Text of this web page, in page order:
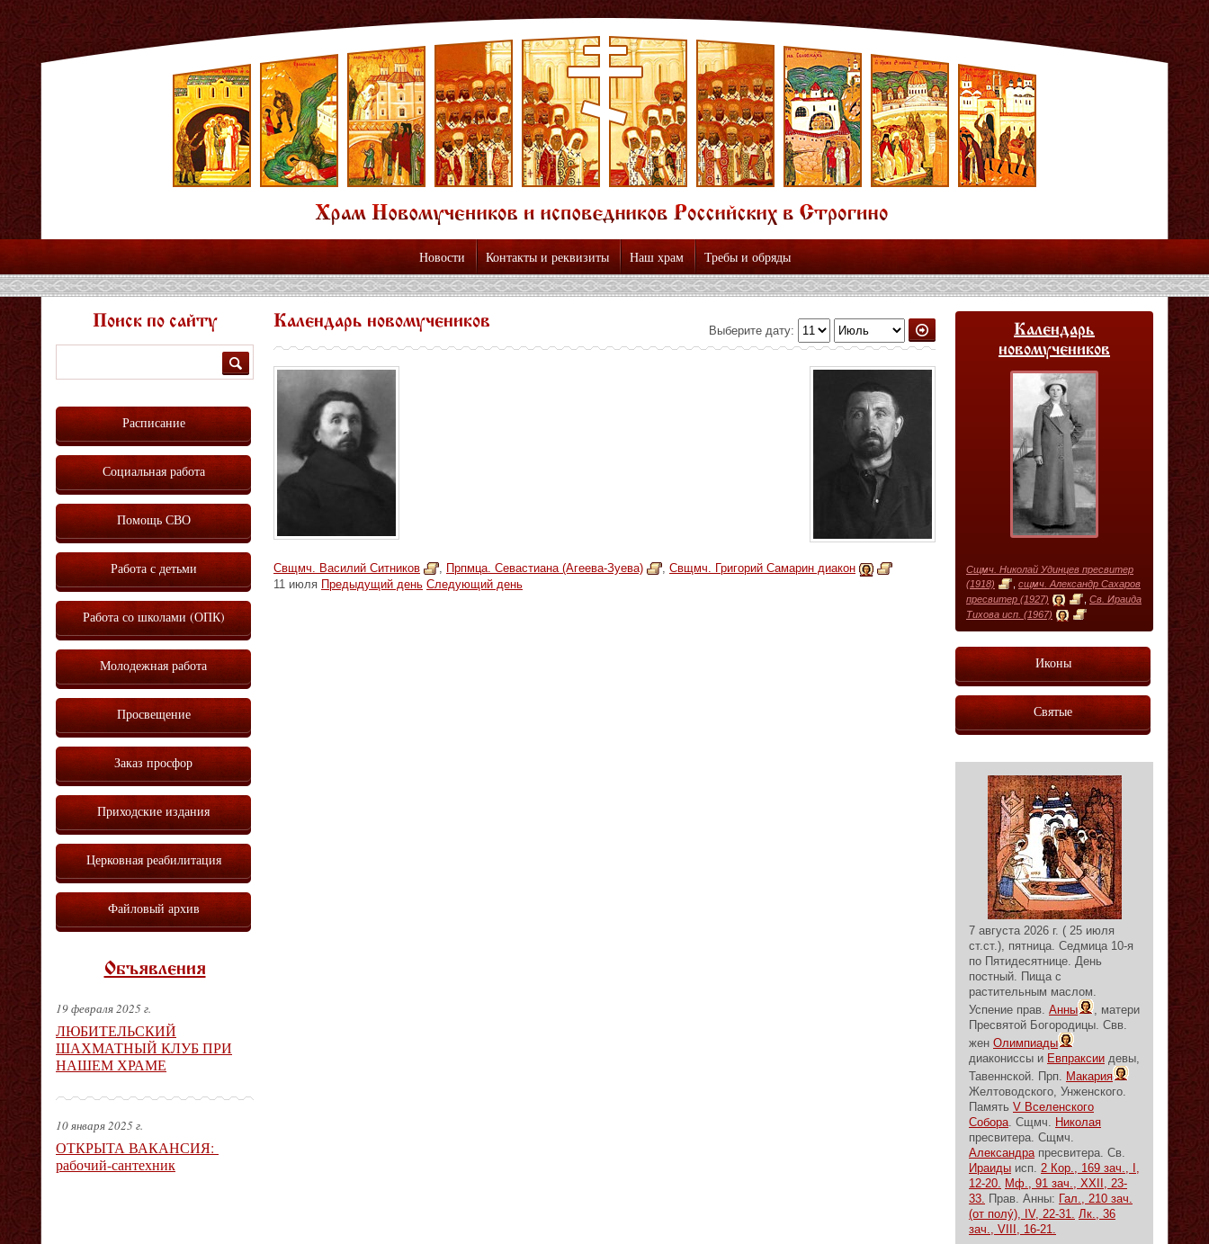
Новости Контакты и реквизиты Наш храм Требы и обряды
Выберите дату:
Календарь новомучеников
Свщмч. Василий Ситников , Прпмца. Севастиана (Агеева-Зуева) , Свщмч. Григорий Самарин диакон
11 июля Предыдущий день Следующий день
Поиск по сайту
Расписание
Социальная работа
Помощь СВО
Работа с детьми
Работа со школами (ОПК)
Молодежная работа
Просвещение
Заказ просфор
Приходские издания
Церковная реабилитация
Файловый архив
Объявления
19 февраля 2025 г.
ЛЮБИТЕЛЬСКИЙ
ШАХМАТНЫЙ КЛУБ ПРИ
НАШЕМ ХРАМЕ
10 января 2025 г.
ОТКРЫТА ВАКАНСИЯ:
рабочий-сантехник
Календарь
новомучеников
Сщмч. Николай Удинцев пресвитер
(1918)
сщмч. Александр Сахаров
пресвитер (1927)
Св. Ираида
Тихова исп. (1967)
Иконы
Святые
7 августа 2026 г. ( 25 июля
ст.ст.), пятница. Седмица 10-я
по Пятидесятнице. День
постный. Пища с
растительным маслом.
Успение прав. Анны
, матери
Пресвятой Богородицы. Свв.
жен Олимпиады
диакониссы и Евпраксии девы,
Тавеннской. Прп. Макария
Желтоводского, Унженского.
Память V Вселенского
Собора. Сщмч. Николая
пресвитера. Сщмч.
Александрапресвитера. Св.
Ираиды исп. 2 Кор., 169 зач., I,
12-20. Мф., 91 зач., XXII, 23-
33. Прав. Анны: Гал., 210 зач.
(от полу́), IV, 22-31. Лк., 36
зач., VIII, 16-21.